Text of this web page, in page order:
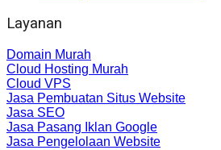
Layanan
Domain Murah
Cloud Hosting Murah
Cloud VPS
Jasa Pembuatan Situs Website
Jasa SEO
Jasa Pasang Iklan Google
Jasa Pengelolaan Website